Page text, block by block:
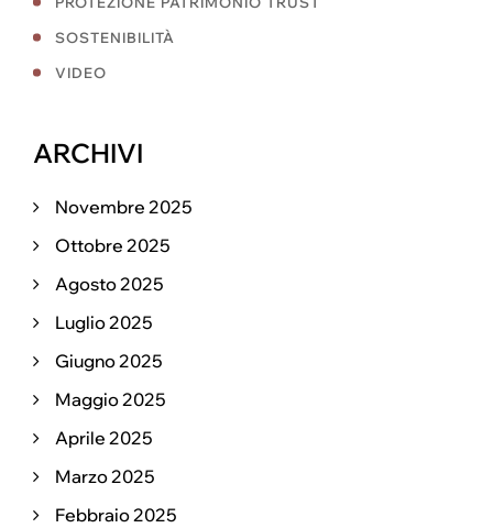
SOSTENIBILITÀ
VIDEO
ARCHIVI
Novembre 2025
Ottobre 2025
Agosto 2025
Luglio 2025
Giugno 2025
Maggio 2025
Aprile 2025
Marzo 2025
Febbraio 2025